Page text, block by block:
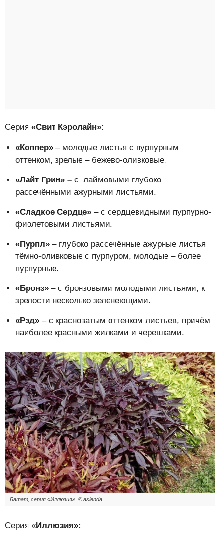
Серия «Свит Кэролайн»:
«Коппер» – молодые листья с пурпурным
оттенком, зрелые – бежево-оливковые.
«Лайт Грин» – с лаймовыми глубоко
рассечёнными ажурными листьями.
«Сладкое Сердце» – с сердцевидными пурпурно-
фиолетовыми листьями.
«Пурпл» – глубоко рассечённые ажурные листья
тёмно-оливковые с пурпуром, молодые – более
пурпурные.
«Бронз» – с бронзовыми молодыми листьями, к
зрелости несколько зеленеющими.
«Рэд» – с красноватым оттенком листьев, причём
наиболее красными жилками и черешками.
Батат, серия «Иллюзия». © asienda
Серия «Иллюзия»: